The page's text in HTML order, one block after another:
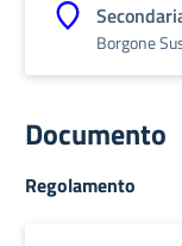
Borgone
Documento
Regolamento